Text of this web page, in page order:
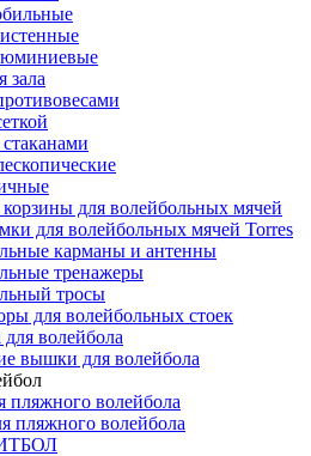
зала
для волейбольных мячей
для волейбольных мячей Torres
карманы и антенны
тренажеры
тросы
для волейбольных стоек
для волейбола
вышки для волейбола
пляжного волейбола
пляжного волейбола